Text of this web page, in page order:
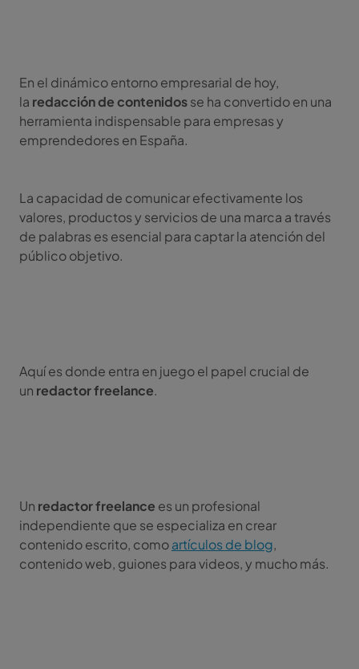
En el dinámico entorno empresarial de hoy,
la redacción de contenidosse ha convertido en una
herramienta indispensable para empresas y
emprendedores en España.
La capacidad de comunicar efectivamente los
valores, productos y servicios de una marca a través
de palabras es esencial para captar la atención del
público objetivo.
Aquí es donde entra en juego el papel crucial de
un redactor freelance.
Un redactor freelance es un profesional
independiente que se especializa en crear
contenido escrito, comoartículos de blog,
contenido web, guiones para videos, y mucho más.